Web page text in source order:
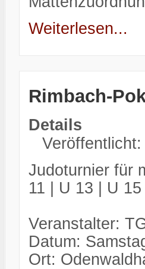
Weiterlesen...
Rimbach-
Details
Judoturnier für
11 | U 13 | U 15
Veranstalter:
Datum:
Ort: